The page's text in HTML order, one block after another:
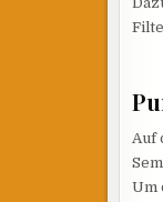
Auf
Um